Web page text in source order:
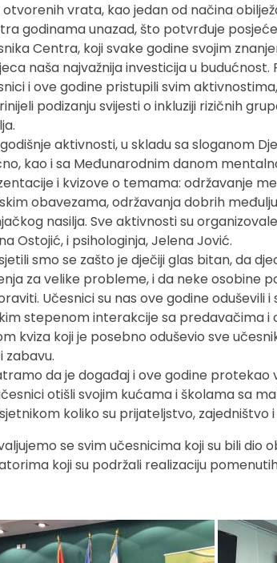
otvorenih vrata, kao jedan od načina
godinama unazad, što potvrđuje
Centra, koji svake godine svojim
naša najvažnija investicija u
i ove godine pristupili svim
podizanju svijesti o inkluziji rizičnih
aktivnosti, u skladu sa sloganom
kao i sa Međunarodnim danom
i kvizove o temama: održavanje
obavezama, održavanja dobrih
nasilja. Sve aktivnosti su
Ostojić, i psihologinja, Jelena Jović.
smo se zašto je dječiji glas bitan, da
za velike probleme, i da neke osobine
Učesnici su nas ove godine oduševili
stepenom interakcije sa predavačima
kviza koji je posebno oduševio sve
zabavu.
da je događaj i ove godine protekao
otišli svojim kućama i školama sa
koliko su prijateljstvo, zajedništvo
se svim učesnicima koji su bili dio
koji su podržali realizaciju